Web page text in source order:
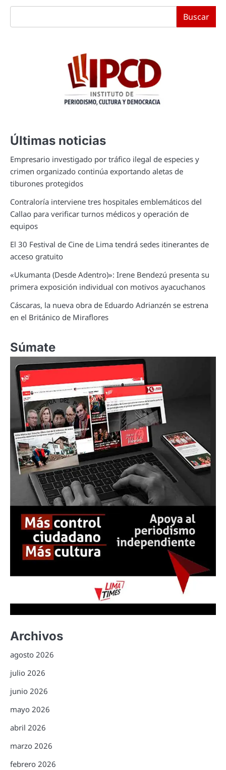
Buscar
Últimas noticias
Empresario investigado por tráfico ilegal de especies y
crimen organizado continúa exportando aletas de
tiburones protegidos
Contraloría interviene tres hospitales emblemáticos del
Callao para verificar turnos médicos y operación de
equipos
El 30 Festival de Cine de Lima tendrá sedes itinerantes de
acceso gratuito
«Ukumanta (Desde Adentro)»: Irene Bendezú presenta su
primera exposición individual con motivos ayacuchanos
Cáscaras, la nueva obra de Eduardo Adrianzén se estrena
en el Británico de Miraflores
Súmate
Archivos
agosto 2026
julio 2026
junio 2026
mayo 2026
abril 2026
marzo 2026
febrero 2026